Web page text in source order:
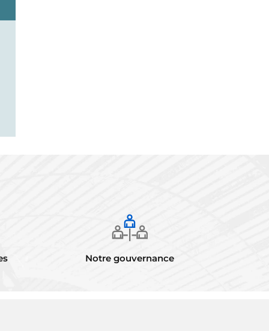
Notre gouvernance